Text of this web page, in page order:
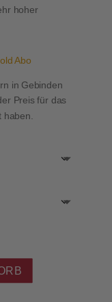
hoher
Abo
in Gebinden
Preis für das